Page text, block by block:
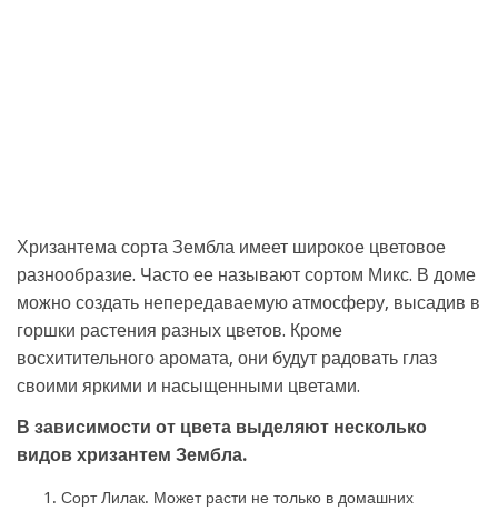
Хризантема сорта Зембла имеет широкое цветовое
разнообразие. Часто ее называют сортом Микс. В доме
можно создать непередаваемую атмосферу, высадив в
горшки растения разных цветов. Кроме
восхитительного аромата, они будут радовать глаз
своими яркими и насыщенными цветами.
В зависимости от цвета выделяют несколько
видов хризантем Зембла.
Сорт Лилак. Может расти не только в домашних